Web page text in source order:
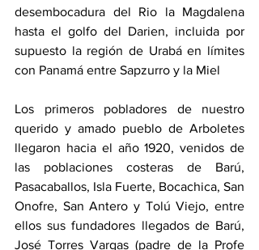
desembocadura del Rio la Magdalena
hasta el golfo del Darien, incluida por
supuesto la región de Urabá en límites
con Panamá entre Sapzurro y la Miel
Los primeros pobladores de nuestro
querido y amado pueblo de Arboletes
llegaron hacia el año 1920, venidos de
las poblaciones costeras de Barú,
Pasacaballos, Isla Fuerte, Bocachica, San
Onofre, San Antero y Tolú Viejo, entre
ellos sus fundadores llegados de Barú,
José Torres Vargas (padre de la Profe